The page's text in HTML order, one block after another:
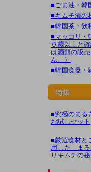
■ごま油・韓
■キムチ漬の
■韓国茶・飲
■マッコリ・
０歳以上と
は酒類の販
ん。）
■韓国食器・
■究極のまる
お試しセット
■厳選食材と
用した まる
りキムチの